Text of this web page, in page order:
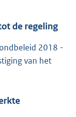
de regeling
2018 -
van het